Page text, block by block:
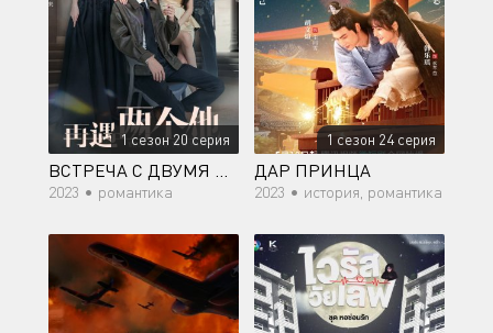
1 сезон 20 серия
ВСТРЕЧА С ДВУМЯ ДУШАМИ
2023 • романтика
1 сезон 24 серия
ДАР ПРИНЦА
2023 • история, романтика